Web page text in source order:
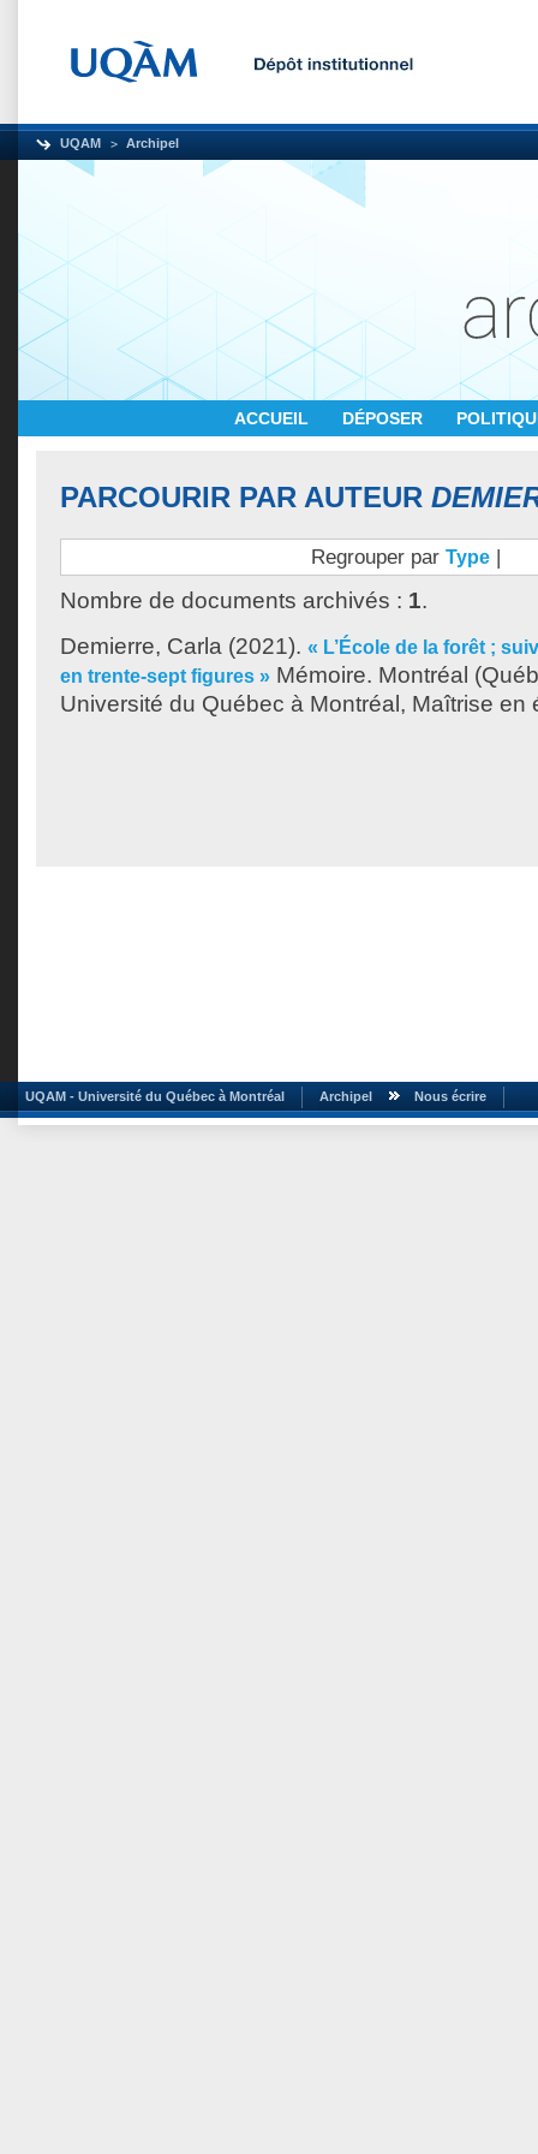
UQAM Archipel
ACCUEIL DÉPOSER
PARCOURIR PAR AUTEUR
Regrouper par Type |
Nombre de documents archivés : 1.
Demierre, Carla (2021). « L’École de la forêt ;
en trente-sept figures » Mémoire. Montréal
Université du Québec à Montréal, Maîtrise en
UQAM - Université du Québec à Montréal Archipel Nous écrire